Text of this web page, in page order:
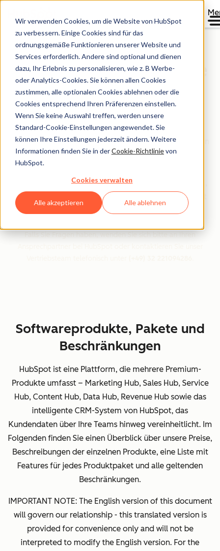
Wir verwenden Cookies, um die Website von HubSpot
zu verbessern. Einige Cookies sind für das
ordnungsgemäße Funktionieren unserer Website und
Services erforderlich. Andere sind optional und dienen
dazu, Ihr Erlebnis zu personalisieren, wie z. B Werbe-
oder Analytics-Cookies. Sie können allen Cookies
zustimmen, alle optionalen Cookies ablehnen oder die
Cookies entsprechend Ihren Präferenzen einstellen.
Wenn Sie keine Auswahl treffen, werden unsere
Standard-Cookie-Einstellungen angewendet. Sie
können Ihre Einstellungen jederzeit ändern. Weitere
Informationen finden Sie in derCookie-Richtlinievon
HubSpot.
Cookies verwalten
Alle akzeptieren Alle ablehnen
Übersicht der Produkte
und Dienstleistungen
von HubSpot
Möchten Sie mehr über die von HubSpot angebotenen
Produkte und Dienstleistungen, die Features der
einzelnen Produkte und etwaige Beschränkungen
erfahren? Dann sind Sie auf dieser Seite genau richtig,
denn hier finden Sie eine übersichtliche Auflistung mit
allen wichtigen Informationen.
Falls Sie Fragen haben, wenden Sie sich bitte an Ihren
Softwareprodukte, Pakete und
Beschränkungen
HubSpot ist eine Plattform, die mehrere Premium-
Produkte umfasst – Marketing Hub, Sales Hub, Service
Hub, Content Hub, Data Hub, Revenue Hub sowie das
intelligente CRM-System von HubSpot, das
Kundendaten über Ihre Teams hinweg vereinheitlicht. Im
Folgenden finden Sie einen Überblick über unsere Preise,
Beschreibungen der einzelnen Produkte, eine Liste mit
Features für jedes Produktpaket und alle geltenden
Beschränkungen.
IMPORTANT NOTE: The English version of this document
will govern our relationship - this translated version is
provided for convenience only and will not be
interpreted to modify the English version. For the